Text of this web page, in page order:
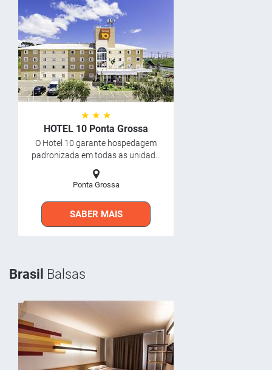
★ ★ ★
HOTEL 10 Ponta Grossa
O Hotel 10 garante hospedagem
padronizada em todas as unidad...
Ponta Grossa
SABER MAIS
Brasil Balsas